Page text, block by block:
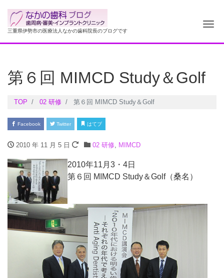
三重県伊勢市の医療法人なかの歯科院長のブログです ナ
第６回 MIMCD Study＆Golf
TOP 02 研修 第６回 MIMCD Study＆Golf
Facebook Twitter はてブ
2010 年 11 月 5 日 02 研修, MIMCD
2010年11月3・4日
第６回 MIMCD Study＆Golf（桑名）